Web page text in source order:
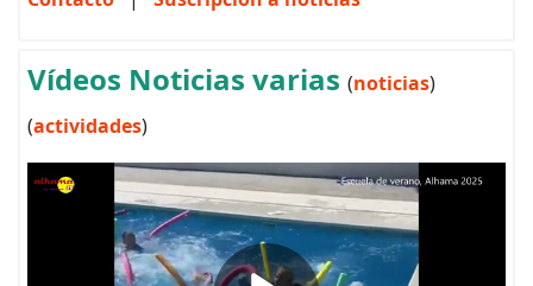
Vídeos Noticias varias (noticias)
(actividades)